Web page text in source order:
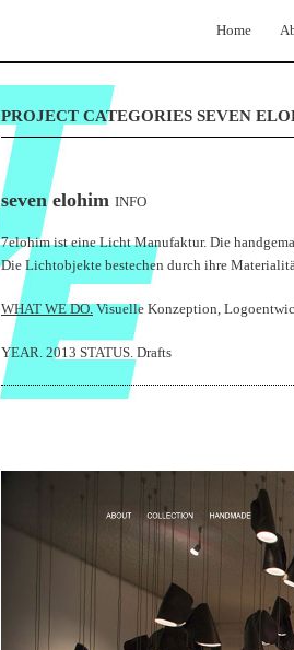
Home
PROJECT CATEGORIES SEVEN
seven elohim INFO
7elohim ist eine Licht Manufaktur. Die
Die Lichtobjekte bestechen durch ihre
WHAT WE DO.Visuelle Konzeption,
YEAR. 2013 STATUS. Drafts